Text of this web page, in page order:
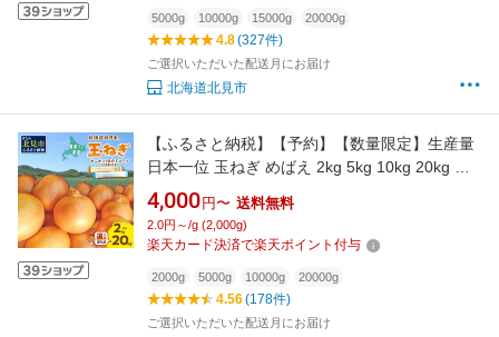
5000g 10000g 15000g 20000g
4.8(327件)
ご選択いただいた配送月にお届け
北海道北見市
【ふるさと納税】【予約】【数量限定】生産量
日本一位 玉ねぎ めばえ 2kg 5kg 10kg 20kg ス
ープ付き ( ふるさと納税 玉ねぎ たまねぎ ふる
さと納税 人気 スープ 甘い 大玉 オニオン 玉葱
選べる 配送月 北海道 北見市)
4,000 円〜 送料無料
2.0円～/g (2,000g)
楽天カード決済で楽天ポイント付与
2000g 5000g 10000g 20000g
4.56(178件)
ご選択いただいた配送月にお届け